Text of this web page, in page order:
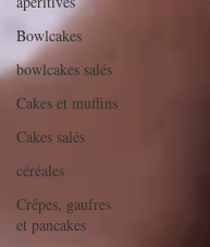
Bowlcakes
bowlcakes salés
Cakes et muffins
Cakes salés
céréales
Crêpes, gaufres
et pancakes